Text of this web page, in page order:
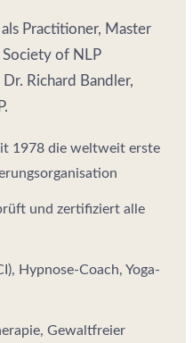
Practitioner, Master
of NLP
Richard Bandler,
1978 die weltweit erste
und zertifiziert alle
Hypnose-Coach, Yoga-
Gewaltfreier